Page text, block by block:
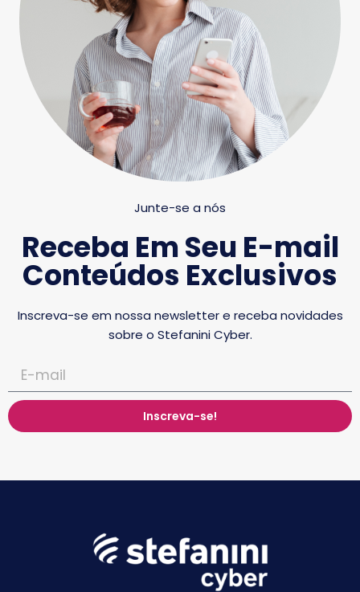
Junte-se a nós
Receba Em Seu E-mail
Conteúdos Exclusivos
Inscreva-se em nossa newsletter e receba novidades
sobre o Stefanini Cyber.
Inscreva-se!